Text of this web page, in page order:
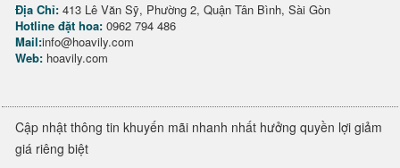
Địa Chỉ: 413 Lê Văn Sỹ, Phường 2, Quận Tân Bình, Sài Gòn
Hotline đặt hoa: 0962 794 486
Mail:info@hoavily.com
Web: hoavily.com
Cập nhật thông tin khuyến mãi nhanh nhất hưởng quyền lợi giảm
giá riêng biệt